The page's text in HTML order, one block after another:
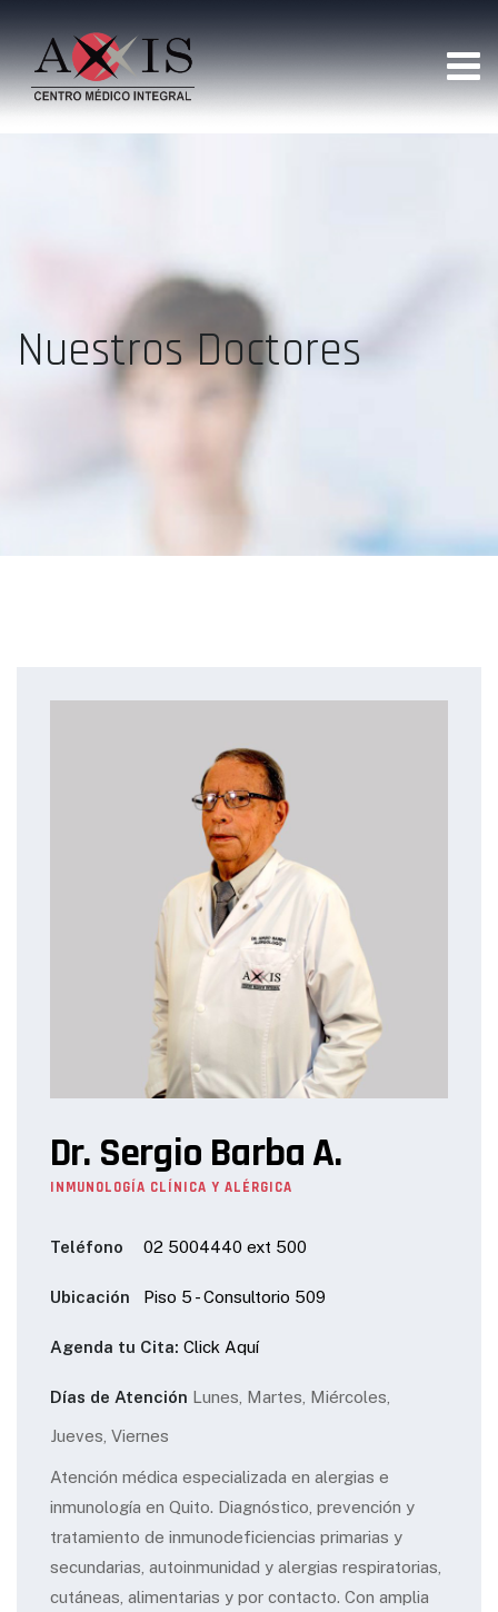
Nuestros Doctores
Dr. Sergio Barba A.
INMUNOLOGÍA CLÍNICA Y ALÉRGICA
Teléfono 02 5004440 ext 500
Ubicación Piso 5 - Consultorio 509
Agenda tu Cita: Click Aquí
Días de Atención Lunes, Martes, Miércoles,
Jueves, Viernes
Atención médica especializada en alergias e
inmunología en Quito. Diagnóstico, prevención y
tratamiento de inmunodeficiencias primarias y
secundarias, autoinmunidad y alergias respiratorias,
cutáneas, alimentarias y por contacto. Con amplia